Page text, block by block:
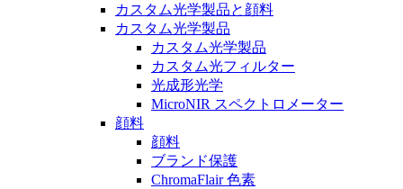
カスタム光学製品と顔料
カスタム光学製品
カスタム光学製品
カスタム光フィルター
光成形光学
MicroNIR スペクトロメーター
顔料
顔料
ブランド保護
ChromaFlair 色素